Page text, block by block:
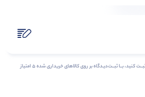
شمـا هـم دربـاره ایـن کــالا دیــدگاه ثبــت کنید، بــا ثبــت‌دیـدگاه بر روی کالاهای خریداری شده ۵ امتیاز